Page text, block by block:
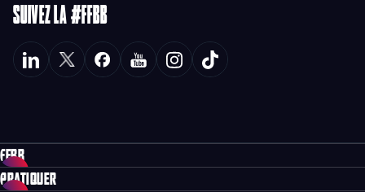
SUIVEZ LA #FFBB
FFBB
PRATIQUER